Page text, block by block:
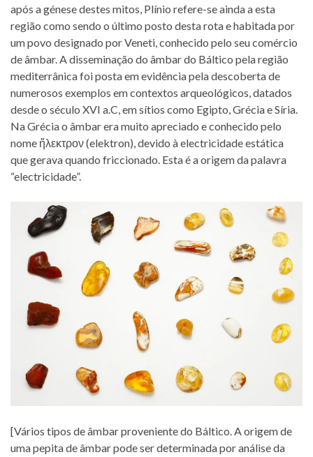
após a génese destes mitos, Plínio refere-se ainda a esta
região como sendo o último posto desta rota e habitada por
um povo designado por Veneti, conhecido pelo seu comércio
de âmbar. A disseminação do âmbar do Báltico pela região
mediterrânica foi posta em evidência pela descoberta de
numerosos exemplos em contextos arqueológicos, datados
desde o século XVI a.C, em sítios como Egipto, Grécia e Síria.
Na Grécia o âmbar era muito apreciado e conhecido pelo
nome ἤλεκτρον (elektron), devido à electricidade estática
que gerava quando friccionado. Esta é a origem da palavra
“electricidade”.
[Vários tipos de âmbar proveniente do Báltico. A origem de
uma pepita de âmbar pode ser determinada por análise da